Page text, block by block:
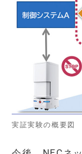
実証実験の概要図